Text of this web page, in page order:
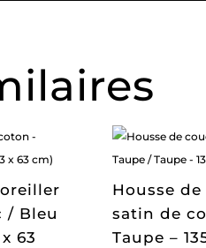
/ Bleu
63
Housse
satin de
Taupe –